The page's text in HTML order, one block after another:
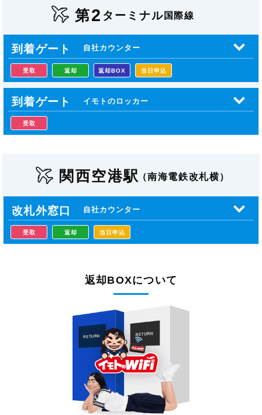
第2 ターミナル 国際線
到着ゲート 自社カウンター
受取 返却 返却BOX 当日申込
到着ゲート イモトのロッカー
受取
関西空港駅（南海電鉄改札横）
改札外窓口 自社カウンター
受取 返却 当日申込
返却BOXについて